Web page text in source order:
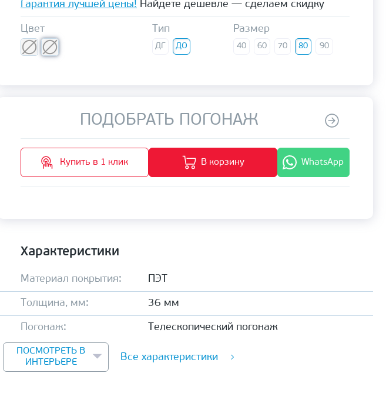
Гарантия лучшей цены! Найдете дешевле — сделаем скидку
Цвет Тип
ДГ ДО
Размер
40 60 70 80 90
ПОДОБРАТЬ ПОГОНАЖ
Купить в 1 клик В корзину WhatsApp
Характеристики
Материал покрытия: ПЭТ
Толщина, мм: 36 мм
Погонаж: Телескопический погонаж
ПОСМОТРЕТЬ В
ИНТЕРЬЕРЕ
Все характеристики